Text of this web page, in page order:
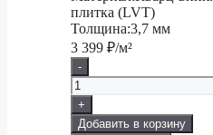
плитка (LVT)
Толщина:3,7 мм
3 399 ₽/м²
-
+
Добавить в корзину